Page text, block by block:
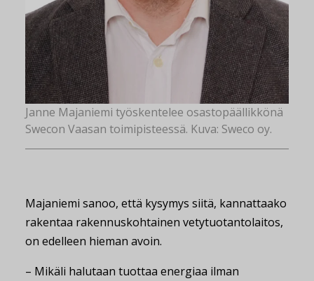
Janne Majaniemi työskentelee osastopäällikkönä
Swecon Vaasan toimipisteessä. Kuva: Sweco oy.
Majaniemi sanoo, että kysymys siitä, kannattaako
rakentaa rakennuskohtainen vetytuotantolaitos,
on edelleen hieman avoin.
– Mikäli halutaan tuottaa energiaa ilman